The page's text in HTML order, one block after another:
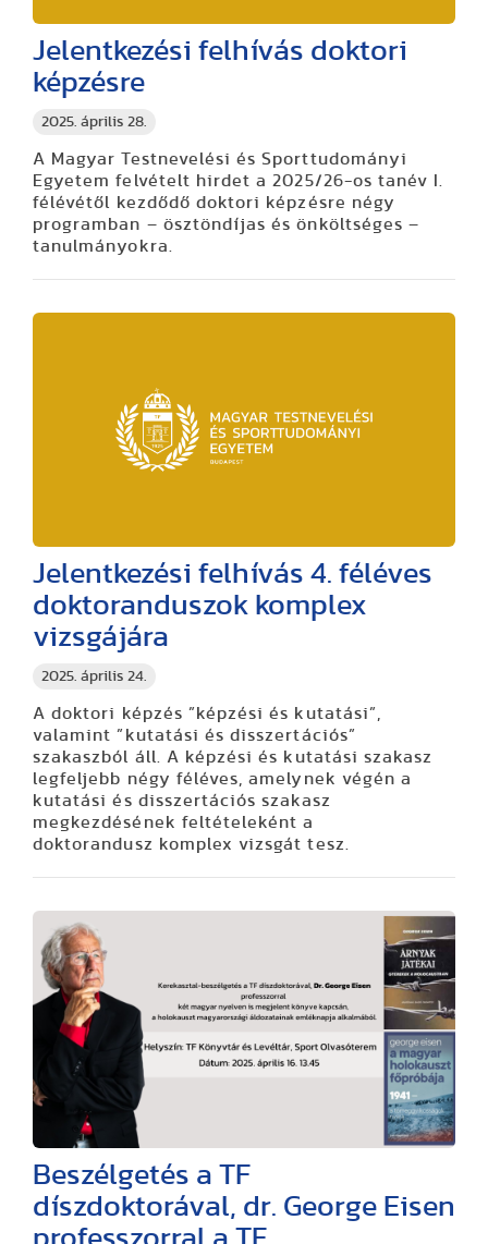
2025. április 28.
Jelentkezési felhívás doktori
képzésre
A Magyar Testnevelési és Sporttudományi
Egyetem felvételt hirdet a 2025/26-os tanév I.
félévétől kezdődő doktori képzésre négy
programban – ösztöndíjas és önköltséges –
tanulmányokra.
2025. április 24.
Jelentkezési felhívás 4. féléves
doktoranduszok komplex
vizsgájára
A doktori képzés ”képzési és kutatási”,
valamint ”kutatási és disszertációs”
szakaszból áll. A képzési és kutatási szakasz
legfeljebb négy féléves, amelynek végén a
kutatási és disszertációs szakasz
megkezdésének feltételeként a
doktorandusz komplex vizsgát tesz.
Beszélgetés a TF
díszdoktorával, dr. George Eisen
professzorral a TF